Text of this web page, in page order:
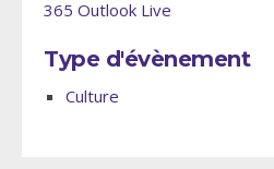
365 Outlook Live
Type d'évènement
Culture